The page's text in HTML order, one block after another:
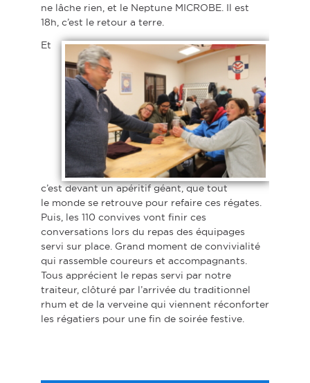
ne lâche rien, et le Neptune MICROBE. Il est
18h, c’est le retour a terre.
Et
c’est devant un apéritif géant, que tout
le monde se retrouve pour refaire ces régates.
Puis, les 110 convives vont finir ces
conversations lors du repas des équipages
servi sur place. Grand moment de convivialité
qui rassemble coureurs et accompagnants.
Tous apprécient le repas servi par notre
traiteur, clôturé par l’arrivée du traditionnel
rhum et de la verveine qui viennent réconforter
les régatiers pour une fin de soirée festive.